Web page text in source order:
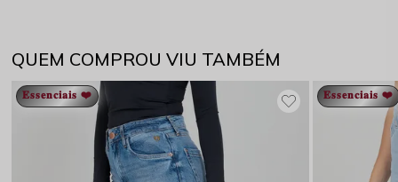
QUEM COMPROU VIU TAMBÉM
𝐄𝐬𝐬𝐞𝐧𝐜𝐢𝐚𝐢𝐬 ❤️ 𝐄𝐬𝐬𝐞𝐧𝐜𝐢𝐚𝐢𝐬 ❤️